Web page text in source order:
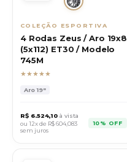
COLEÇÃO ESPORTIVA
4 Rodas Zeus / Aro 19x8
(5x112) ET30 / Modelo
745M
★★★★★
Aro19"
R$ 6.524,10 à vista
ou 12x de R$604,083
sem juros
10% OFF